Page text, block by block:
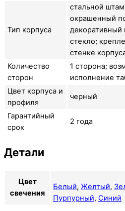
Тип корпуса
стальной
окрашенный
декоративный
стекло;
стенке
Количество
сторон
1 сторона;
исполнение
Цвет корпуса и
профиля
черный
Гарантийный
срок
2 года
Детали
Цвет
свечения
Белый, Желтый,
Пурпурный, Синий